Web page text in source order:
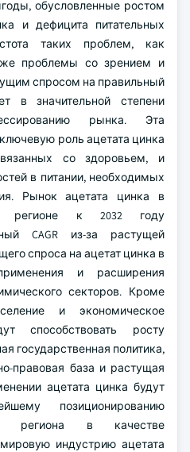
обусловленные ростом
и дефицита питательных
таких проблем, как
проблемы со зрением и
спросом на правильный
в значительной степени
рынка. Эта
роль ацетата цинка
со здоровьем, и
в питании, необходимых
Рынок ацетата цинка в
регионе к 2032 году
CAGR из-за растущей
спроса на ацетат цинка в
и расширения
секторов. Кроме
и экономическое
способствовать росту
государственная политика,
правовая база и растущая
ацетата цинка будут
позиционированию
региона в качестве
индустрию ацетата